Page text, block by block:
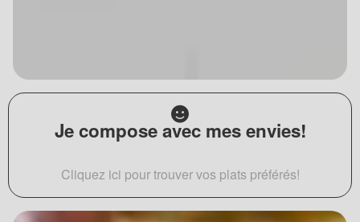
Je compose avec mes envies!
Cliquez ici pour trouver vos plats préférés!